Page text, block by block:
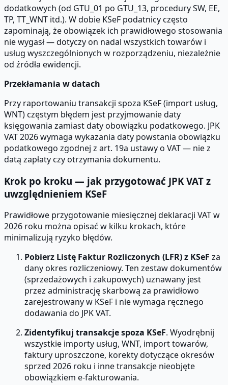
dodatkowych (od GTU_01 po GTU_13, procedury SW, EE,
TP, TT_WNT itd.). W dobie KSeF podatnicy często
zapominają, że obowiązek ich prawidłowego stosowania
nie wygasł — dotyczy on nadal wszystkich towarów i
usług wyszczególnionych w rozporządzeniu, niezależnie
od źródła ewidencji.
Przekłamania w datach
Przy raportowaniu transakcji spoza KSeF (import usług,
WNT) częstym błędem jest przyjmowanie daty
księgowania zamiast daty obowiązku podatkowego. JPK
VAT 2026 wymaga wykazania daty powstania obowiązku
podatkowego zgodnej z art. 19a ustawy o VAT — nie z
datą zapłaty czy otrzymania dokumentu.
Krok po kroku — jak przygotować JPK VAT z
uwzględnieniem KSeF
Prawidłowe przygotowanie miesięcznej deklaracji VAT w
2026 roku można opisać w kilku krokach, które
minimalizują ryzyko błędów.
Pobierz Listę Faktur Rozliczonych (LFR) z KSeF za
dany okres rozliczeniowy. Ten zestaw dokumentów
(sprzedażowych i zakupowych) uznawany jest
przez administrację skarbową za prawidłowo
zarejestrowany w KSeF i nie wymaga ręcznego
dodawania do JPK VAT.
Zidentyfikuj transakcje spoza KSeF. Wyodrębnij
wszystkie importy usług, WNT, import towarów,
faktury uproszczone, korekty dotyczące okresów
sprzed 2026 roku i inne transakcje nieobjęte
obowiązkiem e-fakturowania.